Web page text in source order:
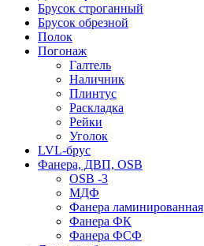
Брусок строганный
Брусок обрезной
Полок
Погонаж
Галтель
Наличник
Плинтус
Раскладка
Рейки
Уголок
LVL-брус
Фанера, ДВП, OSB
OSB -3
МДФ
Фанера ламинированная
Фанера ФК
Фанера ФСФ